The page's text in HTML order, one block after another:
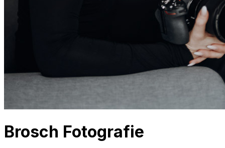
Brosch Fotografie